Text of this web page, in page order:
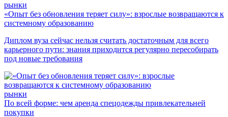
рынки
«Опыт без обновления теряет силу»: взрослые возвращаются к
системному образованию
Диплом вуза сейчас нельзя считать достаточным для всего
карьерного пути: знания приходится регулярно пересобирать
под новые требования
рынки
По всей форме: чем аренда спецодежды привлекательней
покупки